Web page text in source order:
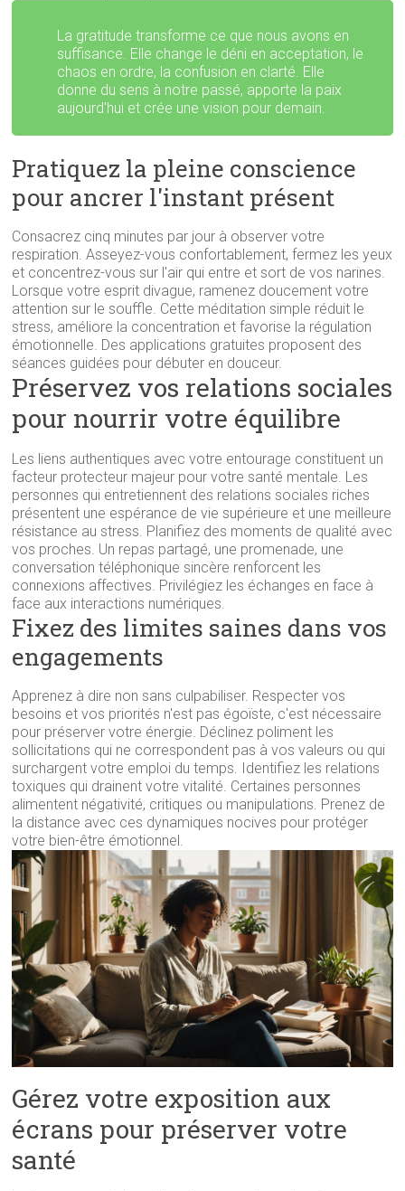
La gratitude transforme ce que nous avons en
suffisance. Elle change le déni en acceptation, le
chaos en ordre, la confusion en clarté. Elle
donne du sens à notre passé, apporte la paix
aujourd'hui et crée une vision pour demain.
Pratiquez la pleine conscience
pour ancrer l'instant présent
Consacrez cinq minutes par jour à observer votre
respiration. Asseyez-vous confortablement, fermez les yeux
et concentrez-vous sur l'air qui entre et sort de vos narines.
Lorsque votre esprit divague, ramenez doucement votre
attention sur le souffle. Cette méditation simple réduit le
stress, améliore la concentration et favorise la régulation
émotionnelle. Des applications gratuites proposent des
séances guidées pour débuter en douceur.
Préservez vos relations sociales
pour nourrir votre équilibre
Les liens authentiques avec votre entourage constituent un
facteur protecteur majeur pour votre santé mentale. Les
personnes qui entretiennent des relations sociales riches
présentent une espérance de vie supérieure et une meilleure
résistance au stress. Planifiez des moments de qualité avec
vos proches. Un repas partagé, une promenade, une
conversation téléphonique sincère renforcent les
connexions affectives. Privilégiez les échanges en face à
face aux interactions numériques.
Fixez des limites saines dans vos
engagements
Apprenez à dire non sans culpabiliser. Respecter vos
besoins et vos priorités n'est pas égoïste, c'est nécessaire
pour préserver votre énergie. Déclinez poliment les
sollicitations qui ne correspondent pas à vos valeurs ou qui
surchargent votre emploi du temps. Identifiez les relations
toxiques qui drainent votre vitalité. Certaines personnes
alimentent négativité, critiques ou manipulations. Prenez de
la distance avec ces dynamiques nocives pour protéger
votre bien-être émotionnel.
Gérez votre exposition aux
écrans pour préserver votre
santé